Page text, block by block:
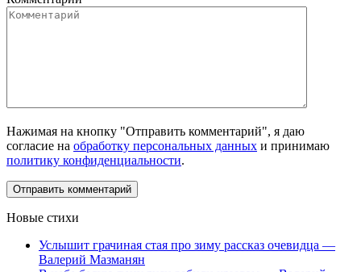
Нажимая на кнопку "Отправить комментарий", я даю
согласие на обработку персональных данных и принимаю
политику конфиденциальности.
Новые стихи
Услышит грачиная стая про зиму рассказ очевидца —
Валерий Мазманян